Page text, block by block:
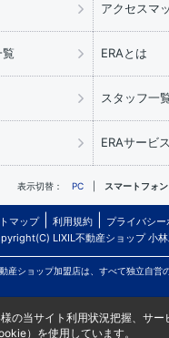
アクセスマ
ERAとは
スタッフ一
ERAサービ
表示切替： PC スマートフォン
マップ 利用規約
プライバシー
LIXIL不動産ショップ 小
産ショップ加盟店は、すべて独立自営
の当サイト利用状況把握、サー
）を使用しています。